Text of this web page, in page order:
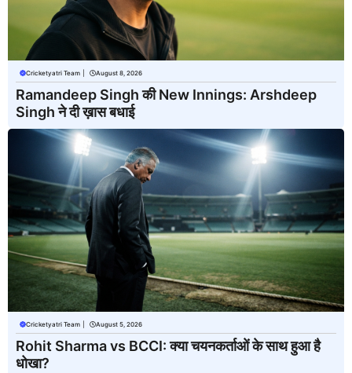
Cricketyatri Team August 8, 2026
Ramandeep Singh की New Innings: Arshdeep
Singh ने दी ख़ास बधाई
Cricketyatri Team August 5, 2026
Rohit Sharma vs BCCI: क्या चयनकर्ताओं के साथ हुआ है
धोखा?